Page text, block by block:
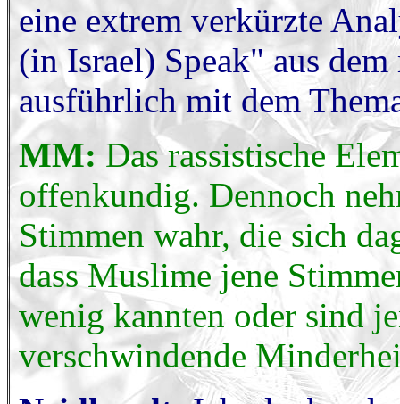
eine extrem verkürzte
(in Israel) Speak" aus
ausführlich mit dem
MM: Das rassistische
offenkundig. Dennoch
Stimmen wahr, die sich
dass Muslime jene
wenig kannten oder sind
verschwindende